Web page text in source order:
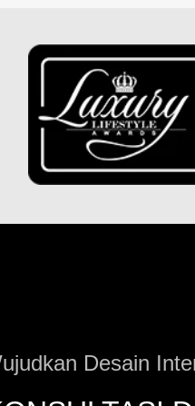
Desain